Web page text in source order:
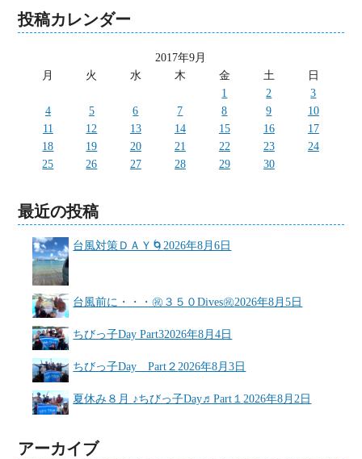
投稿カレンダー
2017年9月
月
火 水 木 金 土
日
1
2
3
4
5 6 7 8 9
10
11
12 13 14 15 16
17
18
19 20 21 22 23
24
25
26 27 28 29 30
最近の投稿
台風対策ＤＡＹ🌀2026年8月6日
台風前に・・・㊗３５０Dives㊗2026年8月5日
ちびっ子Day Part32026年8月4日
ちびっ子Day Part２2026年8月3日
夏休み８月 ♪ちびっ子Day♬Part１2026年8月2日
アーカイブ